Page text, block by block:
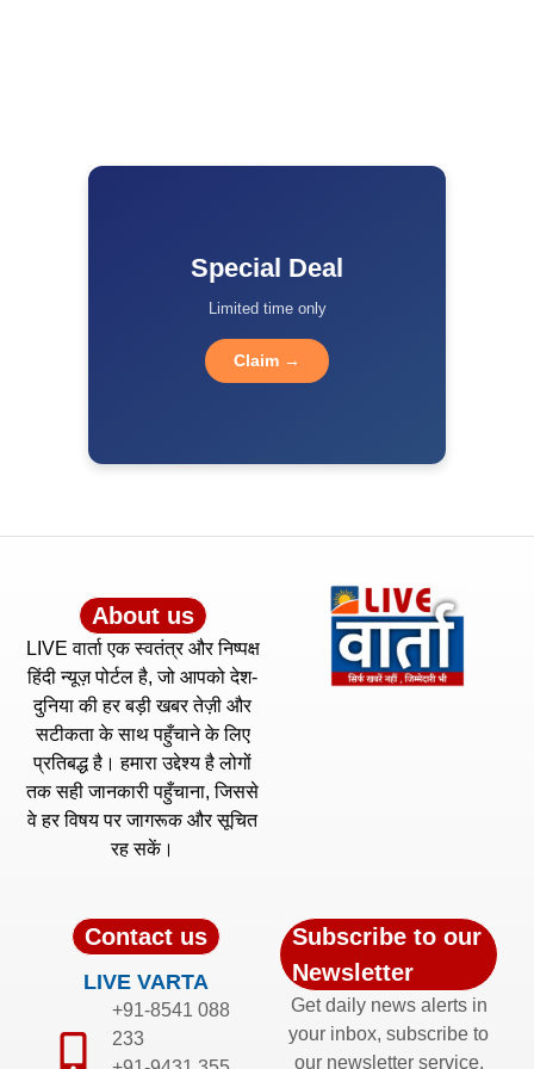
Special Deal
Limited time only
Claim →
About us
LIVE वार्ता एक स्वतंत्र और निष्पक्ष
हिंदी न्यूज़ पोर्टल है, जो आपको देश-
दुनिया की हर बड़ी खबर तेज़ी और
सटीकता के साथ पहुँचाने के लिए
प्रतिबद्ध है। हमारा उद्देश्य है लोगों
तक सही जानकारी पहुँचाना, जिससे
वे हर विषय पर जागरूक और सूचित
रह सकें।
Contact us
LIVE VARTA
+91-8541 088
233
Subscribe to our
Newsletter
Get daily news alerts in
your inbox, subscribe to
our newsletter service.